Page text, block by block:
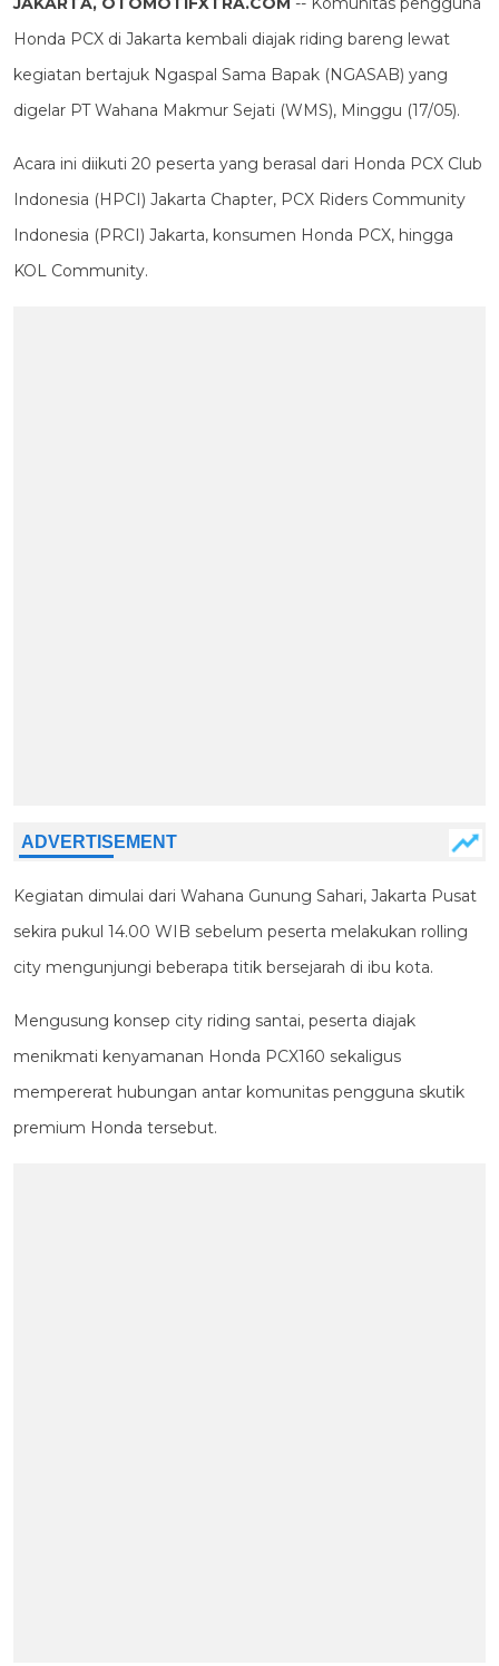
Honda PCX di Jakarta kembali diajak riding bareng lewat
kegiatan bertajuk Ngaspal Sama Bapak (NGASAB) yang
digelar PT Wahana Makmur Sejati (WMS), Minggu (17/05).
Acara ini diikuti 20 peserta yang berasal dari Honda PCX Club
Indonesia (HPCI) Jakarta Chapter, PCX Riders Community
Indonesia (PRCI) Jakarta, konsumen Honda PCX, hingga
KOL Community.
Kegiatan dimulai dari Wahana Gunung Sahari, Jakarta Pusat
sekira pukul 14.00 WIB sebelum peserta melakukan rolling
city mengunjungi beberapa titik bersejarah di ibu kota.
Mengusung konsep city riding santai, peserta diajak
menikmati kenyamanan Honda PCX160 sekaligus
mempererat hubungan antar komunitas pengguna skutik
premium Honda tersebut.